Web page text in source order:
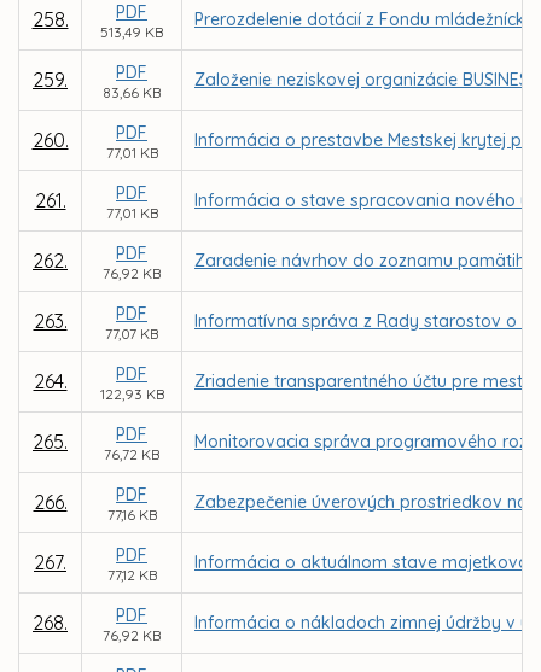
258. PDF
513,49 KB
Prerozdelenie dotácií z Fondu
259. PDF
83,66 KB
Založenie neziskovej organizácie
260. PDF
77,01 KB
Informácia o prestavbe Mestskej krytej
261. PDF
77,01 KB
Informácia o stave spracovania nového
262. PDF
76,92 KB
Zaradenie návrhov do zoznamu
263. PDF
77,07 KB
Informatívna správa z Rady starostov o
264. PDF
122,93 KB
Zriadenie transparentného účtu pre
265. PDF
76,72 KB
Monitorovacia správa programového
266. PDF
77,16 KB
Zabezpečenie úverových prostriedkov na
267. PDF
77,12 KB
Informácia o aktuálnom stave
268. PDF
76,92 KB
Informácia o nákladoch zimnej údržby v